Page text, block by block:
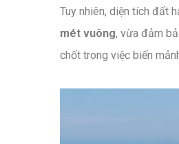
Tuy nhiên, diện tích đất
mét vuông, vừa đảm
chốt trong việc biến